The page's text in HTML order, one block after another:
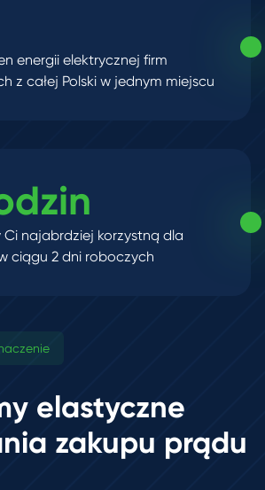
energii elektrycznej firm
z całej Polski w jednym miejscu
najabrdziej korzystną dla
ciągu 2 dni roboczych
elastyczne
zakupu prądu